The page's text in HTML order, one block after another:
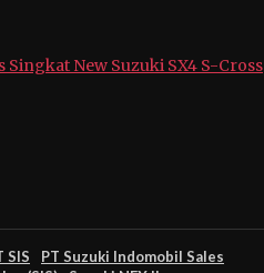
Singkat New Suzuki SX4 S-Cross
SIS
PT Suzuki Indomobil Sales